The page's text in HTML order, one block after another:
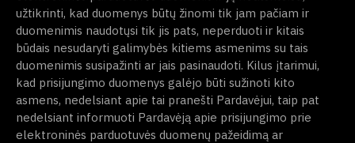
užtikrinti, kad duomenys būtų žinomi tik jam pačiam ir
duomenimis naudotųsi tik jis pats, neperduoti ir kitais
būdais nesudaryti galimybės kitiems asmenims su tais
duomenimis susipažinti ar jais pasinaudoti. Kilus įtarimui,
kad prisijungimo duomenys galėjo būti sužinoti kito
asmens, nedelsiant apie tai pranešti Pardavėjui, taip pat
nedelsiant informuoti Pardavėją apie prisijungimo prie
elektroninės parduotuvės duomenų pažeidimą ar